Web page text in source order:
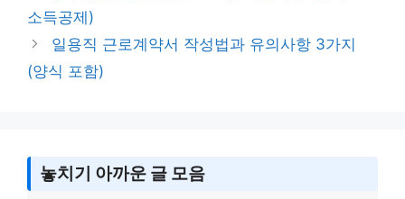
소득공제)
일용직 근로계약서 작성법과 유의사항 3가지
(양식 포함)
놓치기 아까운 글 모음